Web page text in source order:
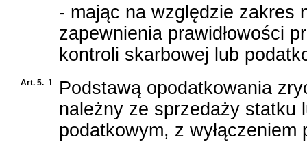
- mając na względzie zakres
zapewnienia prawidłowości
kontroli skarbowej lub
Art. 5. 1.
Podstawą opodatkowania
należny ze sprzedaży statku
podatkowym, z wyłączeniem